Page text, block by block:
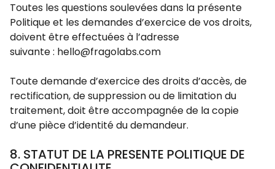
Toutes les questions soulevées dans la présente
Politique et les demandes d’exercice de vos droits,
doivent être effectuées à l’adresse
suivante : hello@fragolabs.com
Toute demande d’exercice des droits d’accès, de
rectification, de suppression ou de limitation du
traitement, doit être accompagnée de la copie
d’une pièce d’identité du demandeur.
8. STATUT DE LA PRESENTE POLITIQUE DE